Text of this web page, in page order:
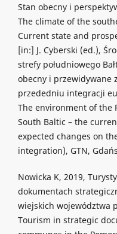
Stan obecny i
The climate of the
Current state and
[in:] J. Cyberski (ed.),
strefy południowego
obecny i przewidywane
przededniu integracji
The environment of the
South Baltic – the
expected changes on
integration), GTN,
Nowicka K, 2019,
dokumentach
wiejskich województwa
Tourism in strategic